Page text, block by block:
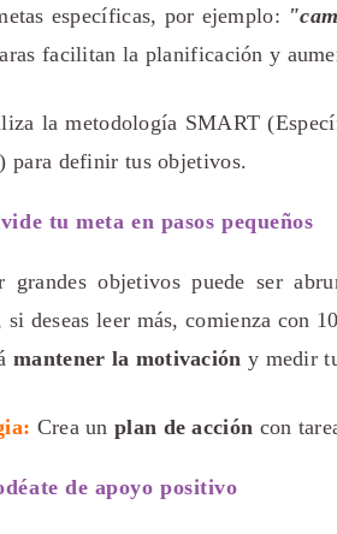
específicas, por ejemplo:
facilitan la planificación y
la metodología SMART
para definir tus objetivos.
tu meta en pasos pequeños
grandes objetivos puede ser
si deseas leer más, comienza con
mantener la motivación y medir
Crea unplan de acción con
de apoyo positivo